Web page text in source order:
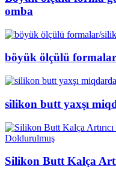
omba
böyük ölçülü
silikon butt yaxşı
Silikon Butt Kalça